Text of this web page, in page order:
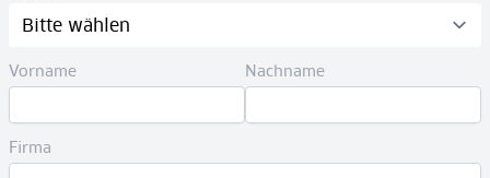
Vorname Nachname
Firma